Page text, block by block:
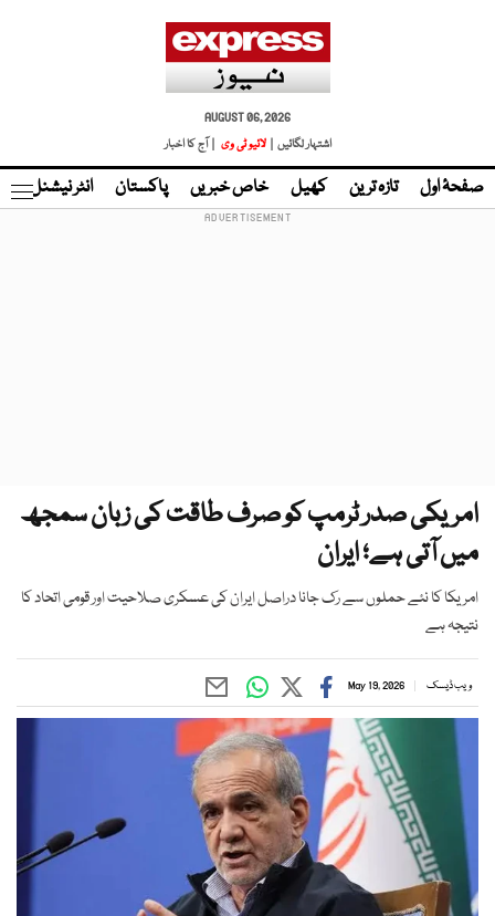
AUGUST 06, 2026
اشتہار لگائیں |
لائیو ٹی وی | آج کا اخبار
صفحۂ اول تازہ ترین کھیل خاص خبریں پاکستان انٹر نیشنل
امریکی صدر ٹرمپ کو صرف طاقت کی زبان سمجھ
میں آتی ہے؛ ایران
امریکا کا نئے حملوں سے رک جانا دراصل ایران کی عسکری صلاحیت اور قومی اتحاد کا
نتیجہ ہے
ویب ڈیسک May 19, 2026